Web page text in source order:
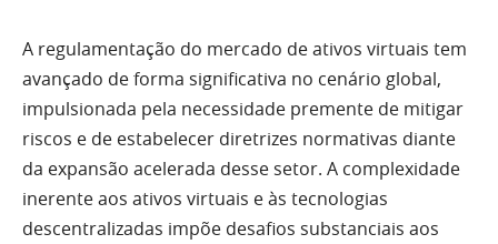
A regulamentação do mercado de ativos virtuais tem
avançado de forma significativa no cenário global,
impulsionada pela necessidade premente de mitigar
riscos e de estabelecer diretrizes normativas diante
da expansão acelerada desse setor. A complexidade
inerente aos ativos virtuais e às tecnologias
descentralizadas impõe desafios substanciais aos